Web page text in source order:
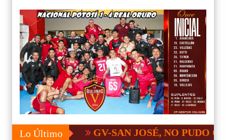
Lo ÚltimoGV-SAN JOSÉ, NO PUDO CON SAN